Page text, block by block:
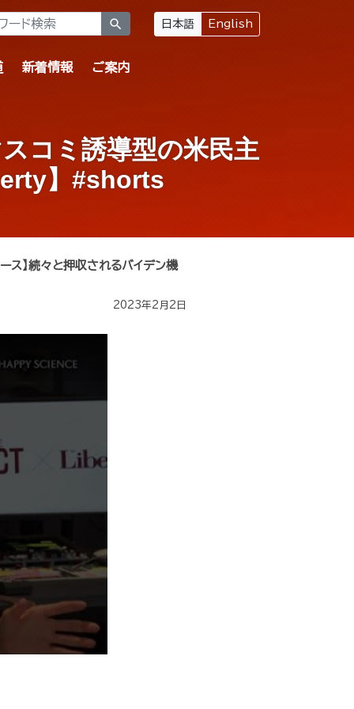
search 日本語 English
新着情報 ご案内
コミ誘導型の米民主
】#shorts
ース】続々と押収されるバイデン機
2023年2月2日